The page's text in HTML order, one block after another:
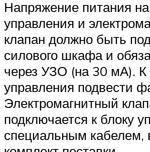
Напряжение питания
управления и
клапан должно быть
силового шкафа и
через УЗО (на 30 мА). К
управления подвести
Электромагнитный
подключается к блоку
специальным кабелем,